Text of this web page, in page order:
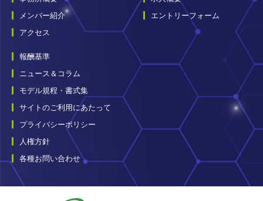
メンバー紹介
アクセス
エントリーフォーム
報酬基準
ニュース＆コラム
モデル規程・書式集
サイトのご利用にあたって
プライバシーポリシー
人権方針
各種お問い合わせ